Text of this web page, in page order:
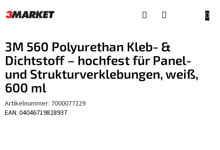
Inhalt
3M 560 Polyurethan Kleb- &
Dichtstoff – hochfest für Panel-
und Strukturverklebungen, weiß,
600 ml
Artikelnummer: 7000077229
EAN: 04046719828937